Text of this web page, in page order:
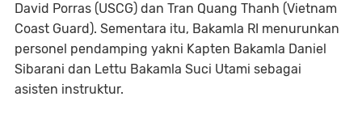
David Porras (USCG) dan Tran Quang Thanh (Vietnam
Coast Guard). Sementara itu, Bakamla RI menurunkan
personel pendamping yakni Kapten Bakamla Daniel
Sibarani dan Lettu Bakamla Suci Utami sebagai
asisten instruktur.